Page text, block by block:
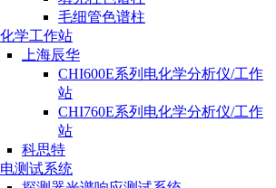
毛细管色谱柱
学工作站
上海辰华
CHI600E系列电化学分析仪/工作
站
CHI760E系列电化学分析仪/工作
站
科思特
测试系统